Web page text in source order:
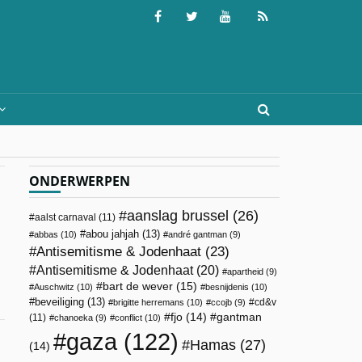
ONDERWERPEN
aalst carnaval (11) aanslag brussel (26)
abbas (10) abou jahjah (13) andré gantman (9)
Antisemitisme & Jodenhaat (23)
Antisemitisme & Jodenhaat(20) apartheid (9)
Auschwitz (10) bart de wever (15) besnijdenis (10)
beveiliging (13) brigitte herremans (10) ccojb (9)
cd&v
(11)
chanoeka (9) conflict (10) fjo (14) gantman
(14) gaza(122) Hamas (27)